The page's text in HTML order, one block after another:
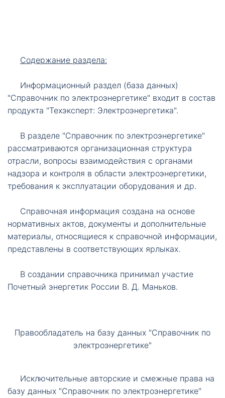
Содержание раздела:
Информационный раздел (база данных)
"Справочник по электроэнергетике" входит в состав
продукта "Техэксперт: Электроэнергетика".
В разделе "Справочник по электроэнергетике"
рассматриваются организационная структура
отрасли, вопросы взаимодействия с органами
надзора и контроля в области электроэнергетики,
требования к эксплуатации оборудования и др.
Справочная информация создана на основе
нормативных актов, документы и дополнительные
материалы, относящиеся к справочной информации,
представлены в соответствующих ярлыках.
В создании справочника принимал участие
Почетный энергетик России В. Д. Маньков.
Правообладатель на базу данных "Справочник по
электроэнергетике"
Исключительные авторские и смежные права на
базу данных "Справочник по электроэнергетике"
Необходимые
необязательны.
для
функционирования
веб-сайта.